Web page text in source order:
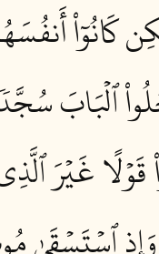
كَانُوٓاْ
ٱلۡبَابَ
غَيۡرَ